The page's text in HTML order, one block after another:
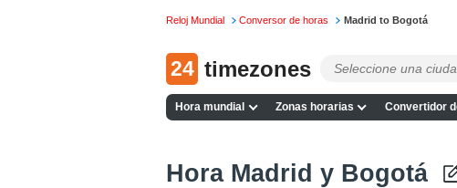
Reloj Mundial Conversor de horas Madrid to Bogotá
24 timezones
Hora mundial Zonas horarias Convertidor
Hora Madrid y Bogotá